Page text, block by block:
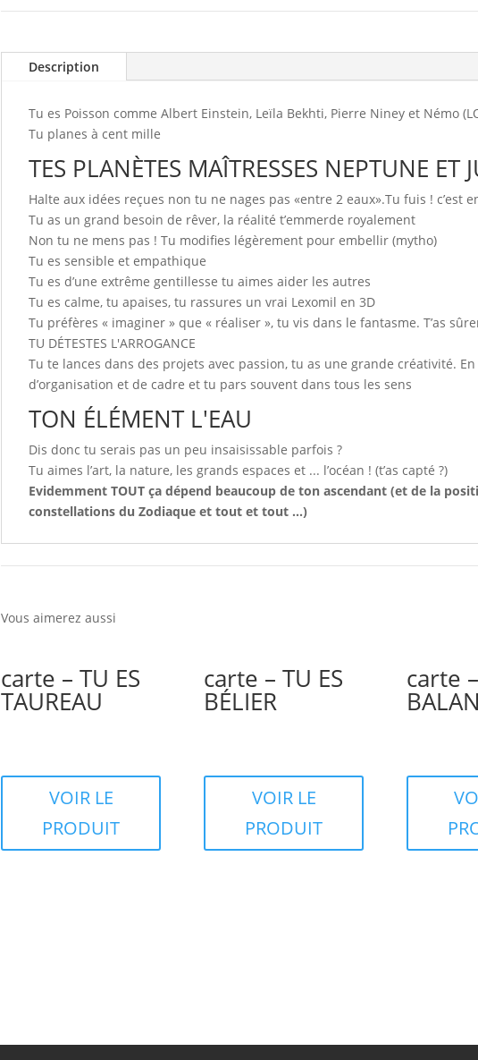
Description
Tu es Poisson comme Albert Einstein, Leïla Bekhti, Pierre Niney et Némo
Tu planes à cent mille
TES PLANÈTES MAÎTRESSES NEPTUNE ET
Halte aux idées reçues non tu ne nages pas «entre 2 eaux».Tu fuis ! c’est
Tu as un grand besoin de rêver, la réalité t’emmerde royalement
Non tu ne mens pas ! Tu modifies légèrement pour embellir (mytho)
Tu es sensible et empathique
Tu es d’une extrême gentillesse tu aimes aider les autres
Tu es calme, tu apaises, tu rassures un vrai Lexomil en 3D
Tu préfères « imaginer » que « réaliser », tu vis dans le fantasme. T’as
TU DÉTESTES L'ARROGANCE
Tu te lances dans des projets avec passion, tu as une grande créativité.
d’organisation et de cadre et tu pars souvent dans tous les sens
TON ÉLÉMENT L'EAU
Dis donc tu serais pas un peu insaisissable parfois ?
Tu aimes l’art, la nature, les grands espaces et ... l’océan ! (t’as capté ?)
Evidemment TOUT ça dépend beaucoup de ton ascendant (et de la
constellations du Zodiaque et tout et tout ...)
Vous aimerez aussi
carte – TU ES
TAUREAU
VOIR LE
PRODUIT
carte – TU ES
BÉLIER
VOIR LE
PRODUIT
carte